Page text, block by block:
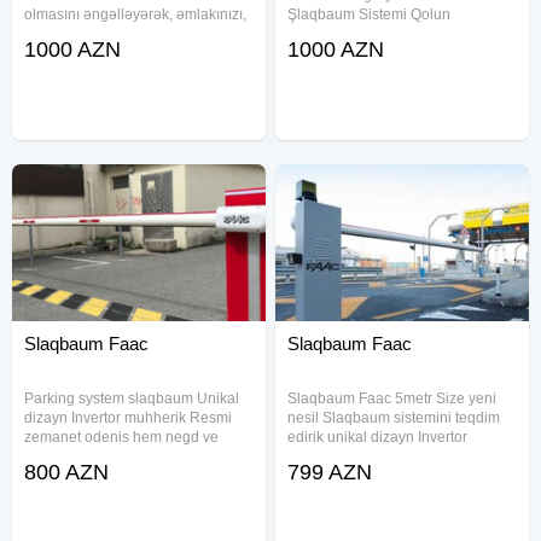
olmasını əngəlləyərək, əmlakınızı,
qorumaq üçün yüksək keyfiyyətli
1000 AZN
Şlaqbaum Sistemi Qolun
İşləmə gərginliyi: 220 V 50 Hz
1000 AZN
Slaqbaum Faac
Parking system slaqbaum Unikal
dizayn Invertor muhherik Resmi
zemanet odenis hem negd ve
Cekisi 35 kq Acilis vaxti 4saniyye
800 AZN
Slaqbaum Faac
Slaqbaum Faac 5metr Size yeni
nesil Slaqbaum sistemini teqdim
edirik unikal dizayn Invertor
zemanet verilir Parking System"
799 AZN